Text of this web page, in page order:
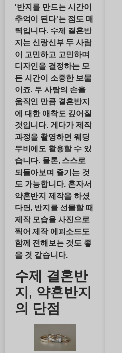
'반지를 만드는 시간이
추억이 된다'는 점도 매
력입니다. 수제 결혼반
지는 신랑신부 두 사람
이 고민하고 고민하며
디자인을 결정하는 모
든 시간이 소중한 보물
이죠. 두 사람의 손을
움직인 만큼 결혼반지
에 대한 애착도 깊어질
것입니다. 게다가 제작
과정을 촬영하면 웨딩
무비에도 활용할 수 있
습니다. 물론, 스스로
되돌아보며 즐기는 것
도 가능합니다. 혼자서
약혼반지 제작을 하셨
다면, 반지를 선물할 때
제작 모습을 사진으로
찍어 제작 에피소드도
함께 전해보는 것도 좋
을 것 같습니다.
수제 결혼반
지, 약혼반지
의 단점